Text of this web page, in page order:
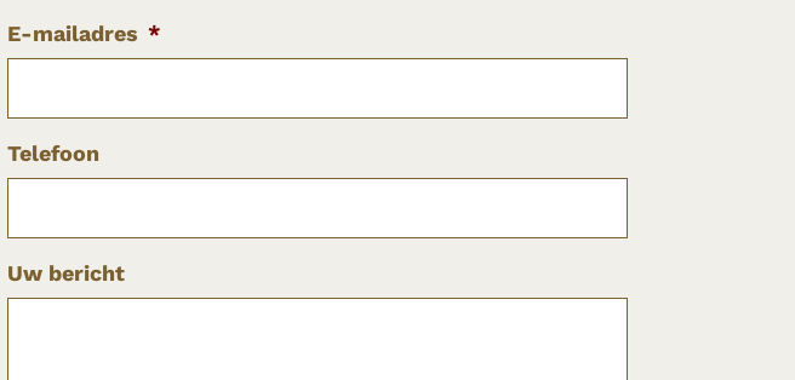
E-mailadres *
Telefoon
Uw bericht